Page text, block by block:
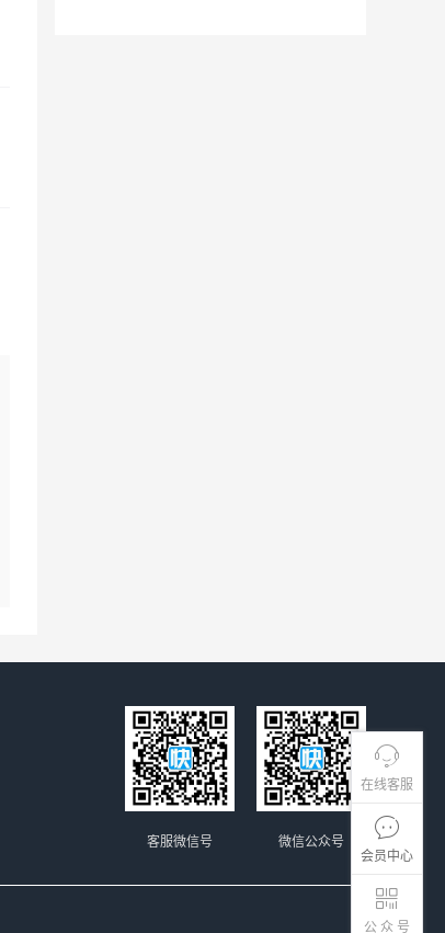
在线客服
会员中心
公 众 号
微信公众号
客服微信号